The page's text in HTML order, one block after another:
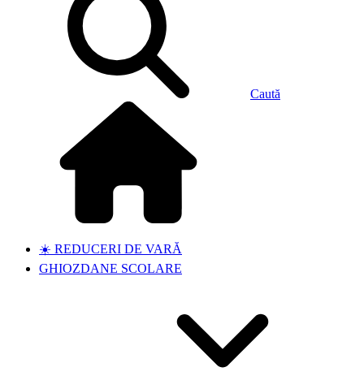
Caută
☀️ REDUCERI DE VARĂ
GHIOZDANE SCOLARE